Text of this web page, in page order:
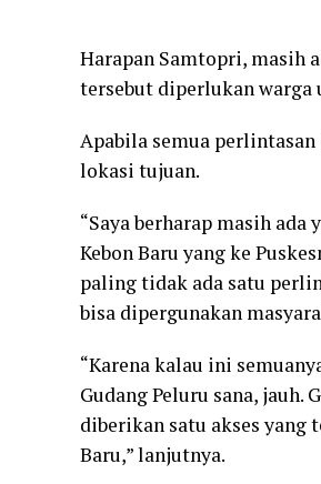
Harapan Samtopri, masih
tersebut diperlukan
Apabila semua
lokasi tujuan.
“Saya berharap masih
Kebon Baru yang ke
paling tidak ada satu
bisa dipergunakan
“Karena kalau ini
Gudang Peluru sana, jauh.
diberikan satu akses yang
Baru,” lanjutnya.